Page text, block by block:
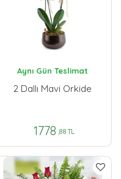
Aynı Gün Teslimat
2 Dallı Mavi Orkide
1778 ,88 TL